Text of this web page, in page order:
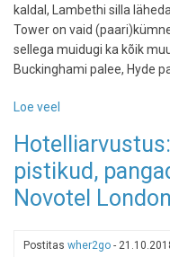
kaldal, Lambethi silla
Tower on vaid
sellega muidugi ka kõik
Buckinghami palee, Hyde
Loe veel
Thamesi
kaldal
juhuks,
kui
aknast
pistikud,
Novotel
Postitas wher2go -